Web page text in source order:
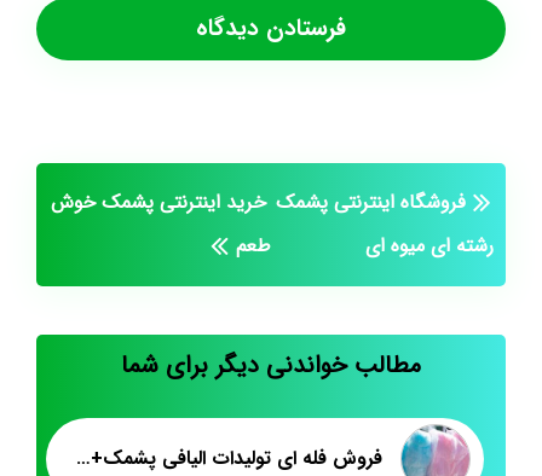
فروشگاه اینترنتی پشمک
رشته ای میوه ای
خرید اینترنتی پشمک خوش
طعم
مطالب خواندنی دیگر برای شما
فروش فله ای تولیدات الیافی پشمک+ماه رمضان